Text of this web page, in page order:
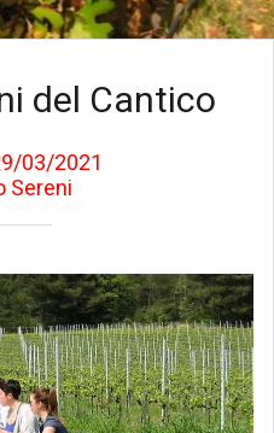
del Cantico
03/2021
Sereni